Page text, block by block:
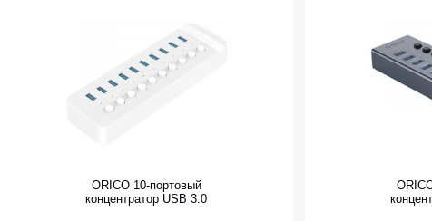
ORICO 10-портовый
концентратор USB 3.0